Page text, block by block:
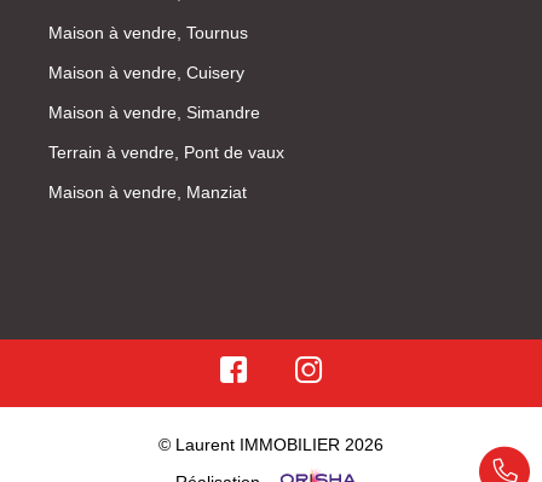
Maison à vendre, Tournus
Maison à vendre, Cuisery
Maison à vendre, Simandre
Terrain à vendre, Pont de vaux
Maison à vendre, Manziat
© Laurent IMMOBILIER 2026